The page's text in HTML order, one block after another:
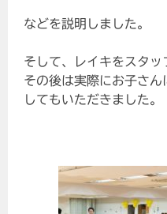
などを説明しました。
そして、レイキをスタッ
その後は実際にお子さん
してもいただきました。